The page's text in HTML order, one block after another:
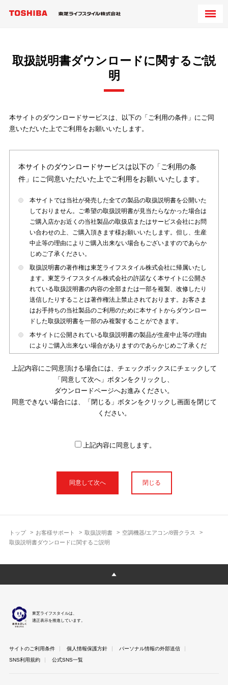
トップ お客様サポート 取扱説明書
空調機器/エアコン/8畳クラス
取扱説明書ダウンロードに関するご説明
取扱説明書ダウンロードに関するご説
明
本サイトのダウンロードサービスは、以下の「ご利用の条件」にご同
意いただいた上でご利用をお願いいたします。
本サイトのダウンロードサービスは以下の「ご利用の条
件」にご同意いただいた上でご利用をお願いいたします。
本サイトでは当社が発売した全ての製品の取扱説明書を公開いた
しておりません。ご希望の取扱説明書が見当たらなかった場合は
ご購入店かお近くの当社製品の取扱店またはサービス会社にお問
い合わせの上、ご購入頂きます様お願いいたします。但し、生産
中止等の理由によりご購入出来ない場合もございますのであらか
じめご了承ください。
取扱説明書の著作権は東芝ライフスタイル株式会社に帰属いたし
ます。東芝ライフスタイル株式会社の許諾なく本サイトに公開さ
れている取扱説明書の内容の全部または一部を複製、改修したり
送信したりすることは著作権法上禁止されております。お客さま
はお手持ちの当社製品のご利用のために本サイトからダウンロー
ドした取扱説明書を一部のみ複製することができます。
本サイトに公開されている取扱説明書の製品が生産中止等の理由
によりご購入出来ない場合がありますのであらかじめご了承くだ
本サイトに公開されている取扱説明書は、製品が発売された時点
のものを掲載しております。従いまして本サイトに掲載されてい
る取扱説明書の記載内容とお客さまがお持ちの製品の仕様がその
後のマイナーチェンジ等で変更になる場合がございます。本サイ
トに公開されている取扱説明書の内容とお手持ちの製品の仕様に
使用上のご注意や安全上のご注意、また測定基準や数値等は取扱
説明書が作成された時点での基準に応じた内容となっております
明書以外の印刷物が同梱されている場合がありますが、本サイト
ではそれらを全て公開しておりませんのであらかじめご了承くだ
本サイトのサービスは予告なく中止または内容を変更する場合が
ございますのであらかじめご了承ください。
さま以外からのお問い合わせにはお答えできない場合があります
のであらかじめご了承ください。
上記内容にご同意頂ける場合には、チェックボックスにチェックして
「同意して次へ」ボタンをクリックし、
ダウンロードページへお進みください。
同意できない場合には、「閉じる」ボタンをクリックし画面を閉じて
ください。
上記内容に同意します。
閉じる
東芝ライフスタイルは、
適正表示を推進しています。
サイトのご利用条件 個人情報保護方針
パーソナル情報の外部送信
SNS利用規約
公式SNS一覧